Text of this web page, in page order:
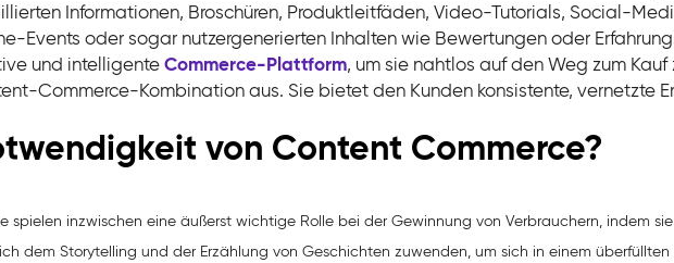
Informationen, Broschüren, Produktleitfäden, Video-Tutorials, Social-
Events oder sogar nutzergenerierten Inhalten wie Bewertungen oder
und intelligente Commerce-Plattform, um sie nahtlos auf den Weg zum Kauf
Commerce-Kombination aus. Sie bietet den Kunden konsistente, vernetzte
von Content Commerce?
spielen inzwischen eine äußerst wichtige Rolle bei der Gewinnung von Verbrauchern, indem
dem Storytelling und der Erzählung von Geschichten zuwenden, um sich in einem